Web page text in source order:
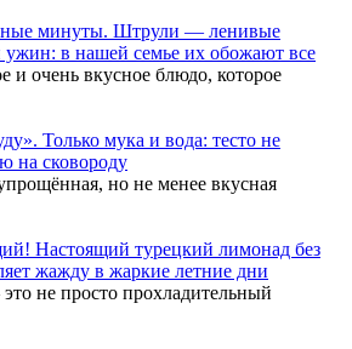
минуты. Штрули — ленивые
ужин: в нашей семье их обожают все
очень вкусное блюдо, которое
Только мука и вода: тесто не
на сковороду
но не менее вкусная
Настоящий турецкий лимонад без
жажду в жаркие летние дни
не просто прохладительный